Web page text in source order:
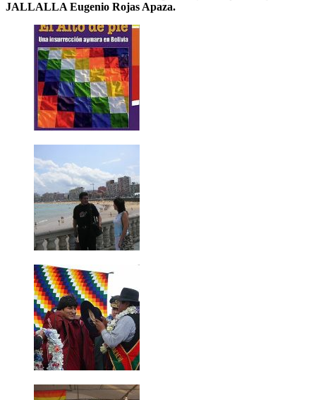
JALLALLA Eugenio Rojas Apaza.